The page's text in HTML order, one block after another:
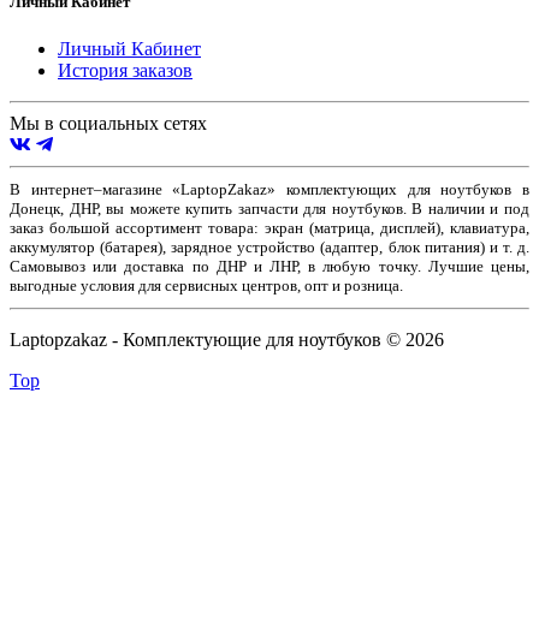
Личный Кабинет
История заказов
Мы в социальных сетях
В интернет–магазине «LaptopZakaz» комплектующих для ноутбуков в
Донецк, ДНР, вы можете купить запчасти для ноутбуков. В наличии и под
заказ большой ассортимент товара: экран (матрица, дисплей), клавиатура,
аккумулятор (батарея), зарядное устройство (адаптер, блок питания) и т. д.
Самовывоз или доставка по ДНР и ЛНР, в любую точку. Лучшие цены,
выгодные условия для сервисных центров, опт и розница.
Laptopzakaz - Комплектующие для ноутбуков © 2026
Top